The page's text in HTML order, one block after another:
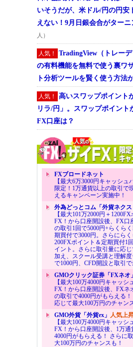
いそうだが、米ドル/円の円安
えない！9月日銀会合がター
人）
人気！
TradingView（トレーデ
の有料機能を無料で使う裏ワ
ト分析ツールを賢く使う方法
人気！
高いスワップポイント
リラ/円」。スワップポイント
FX口座は？
FXブロードネット
【最大6万3000円キャッシュ
限定！1万通貨以上の取引で
えるキャンペーン実施中！
外為どっとコム「外貨ネクス
【最大101万2000円＋
FX！から口座開設後、FX口
の取引1回で5000円+らくら
期買付で3000円。さらにら
200FXポイント＆定期買付1
イント。さらに取引量に応
加え、スクール受講と理解
で1000円、CFD開設と取引で
GMOクリック証券「FXネオ」
【最大100万4000円キャッシ
FX！から口座開設後、FXネ
の取引で4000円がもらえる
応じて最大100万円のチャン
GMO外貨「外貨ex」 人気上
【最大100万4000円キャッシ
FX！から口座開設後、1万通
4000円がもらえる！ さらに
大100万円のチャンスも！